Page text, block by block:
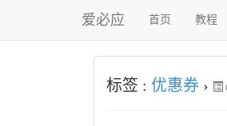
爱必应 首页 教程
标签 : 优惠券 ›